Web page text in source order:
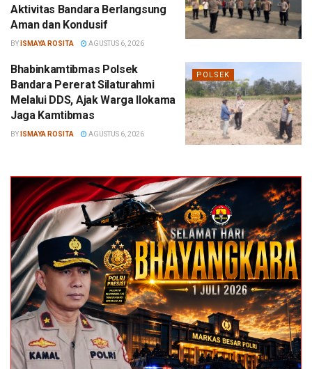
Aktivitas Bandara Berlangsung
Aman dan Kondusif
BY ISMAYA ROSITA AGUSTUS 6, 2026
POLSEK
Bhabinkamtibmas Polsek
Bandara Pererat Silaturahmi
Melalui DDS, Ajak Warga Ilokama
Jaga Kamtibmas
BY ISMAYA ROSITA AGUSTUS 6, 2026